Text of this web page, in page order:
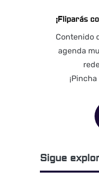
¡Fliparás
Contenido
agenda
Sigue